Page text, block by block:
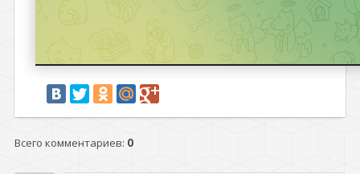
Всего комментариев: 0